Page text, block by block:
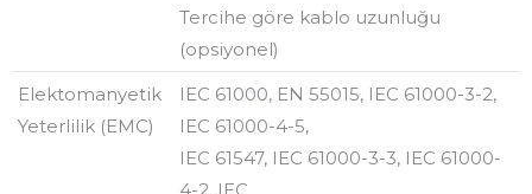
Tercihe göre kablo uzunluğu
(opsiyonel)
Elektomanyetik
Yeterlilik (EMC)
IEC 61000, EN 55015, IEC 61000-3-2,
IEC 61000-4-5,
IEC 61547, IEC 61000-3-3, IEC 61000-